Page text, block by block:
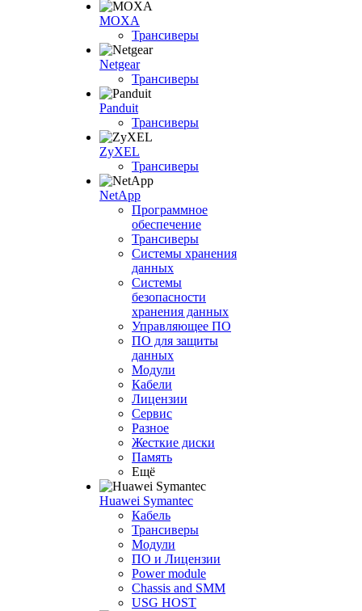
MOXA
Трансиверы
Netgear
Трансиверы
Panduit
Трансиверы
ZyXEL
Трансиверы
NetApp
Программное
обеспечение
Трансиверы
Системы хранения
данных
Системы
безопасности
хранения данных
Управляющее ПО
ПО для защиты
данных
Модули
Кабели
Лицензии
Сервис
Разное
Жесткие диски
Память
Ещё
Huawei Symantec
Кабель
Трансиверы
Модули
ПО и Лицензии
Power module
Chassis and SMM
USG HOST